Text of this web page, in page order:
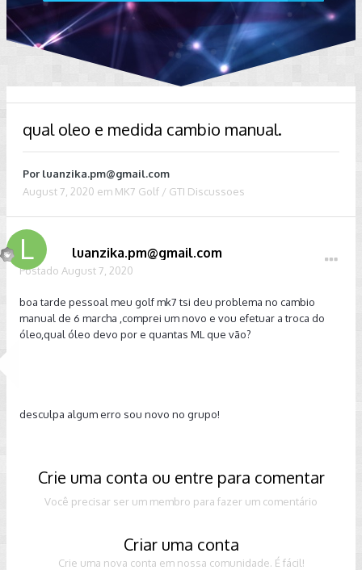
qual oleo e medida cambio manual.
Por luanzika.pm@gmail.com
August 7, 2020 em MK7 Golf / GTI Discussoes
luanzika.pm@gmail.com
Postado August 7, 2020
boa tarde pessoal meu golf mk7 tsi deu problema no cambio
manual de 6 marcha ,comprei um novo e vou efetuar a troca do
óleo,qual óleo devo por e quantas ML que vão?
desculpa algum erro sou novo no grupo!
Crie uma conta ou entre para comentar
Você precisar ser um membro para fazer um comentário
Criar uma conta
Crie uma nova conta em nossa comunidade. É fácil!